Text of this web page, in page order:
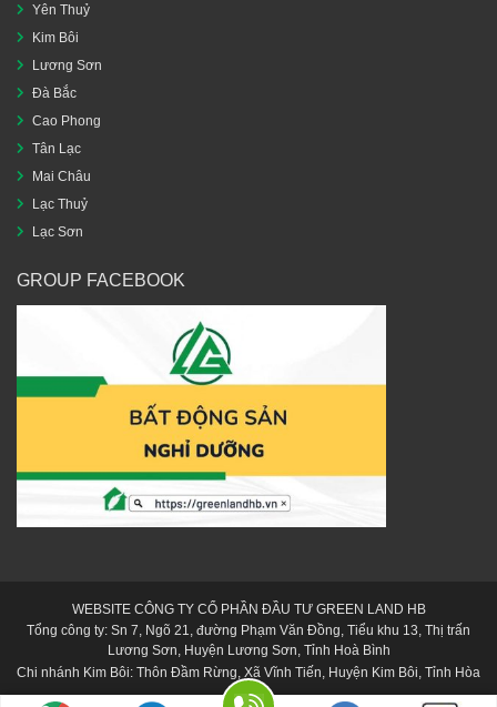
Yên Thuỷ
Kim Bôi
Lương Sơn
Đà Bắc
Cao Phong
Tân Lạc
Mai Châu
Lạc Thuỷ
Lạc Sơn
GROUP FACEBOOK
WEBSITE CÔNG TY CỔ PHẦN ĐẦU TƯ GREEN LAND HB
Tổng công ty: Sn 7, Ngõ 21, đường Phạm Văn Đồng, Tiểu khu 13, Thị trấn
Lương Sơn, Huyện Lương Sơn, Tỉnh Hoà Bình
Chi nhánh Kim Bôi: Thôn Đầm Rừng, Xã Vĩnh Tiến, Huyện Kim Bôi, Tỉnh Hòa
Bình